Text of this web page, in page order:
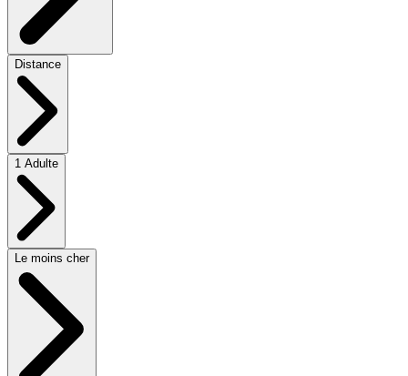
Distance
1 Adulte
Le moins cher